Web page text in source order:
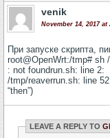
venik
November 14, 2017 at
При запуске скрипта,
root@OpenWrt:/tmp# sh
: not foundrun.sh: line 2:
/tmp/reaverrun.sh: line
“then”)
LEAVE A REPLY TO